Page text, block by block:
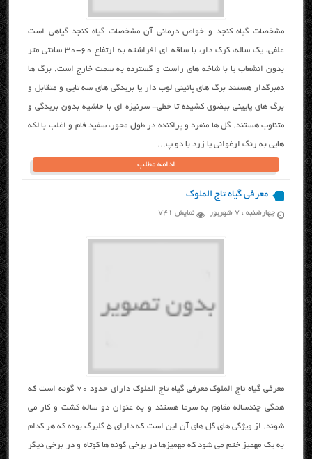
مشخصات گیاه کنجد و خواص درمانی آن مشخصات گیاه کنجد گیاهی است
علفی، یك ساله، كرك دار، با ساقه ای افراشته به ارتفاع ۶۰-۳۰ سانتی متر
بدون انشعاب یا با شاخه های راست و گسترده به سمت خارج است. برگ ها
دمبرگدار هستند برگ های پائینی لوب دار یا بریدگی های سه تایی و متقابل و
برگ های پایینی بیضوی كشیده تا خطی- سرنیزه ای با حاشیه بدون بریدگی و
متناوب هستند. گل ها منفرد و پراكنده در طول محور، سفید فام و اغلب با لكه
هایی به رنگ ارغوانی یا زرد با دو پ...
ادامه مطلب
معرفی گیاه تاج الملوک
چهارشنبه ، ۷ شهریور نمایش 741
معرفی گیاه تاج الملوک معرفی گیاه تاج الملوک دارای حدود ۷۰ گونه است که
همگی چندساله مقاوم به سرما هستند و به عنوان دو ساله کشت و کار می
شوند. از ویژگی های گل های آن این است که دارای ۵ گلبرگ بوده که هر کدام
به یک مهمیز ختم می شود که مهمیزها در برخی گونه ها کوتاه و در برخی دیگر